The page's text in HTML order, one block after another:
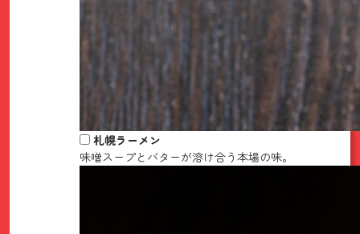
札幌ラーメン
味噌スープとバターが溶け合う本場の味。